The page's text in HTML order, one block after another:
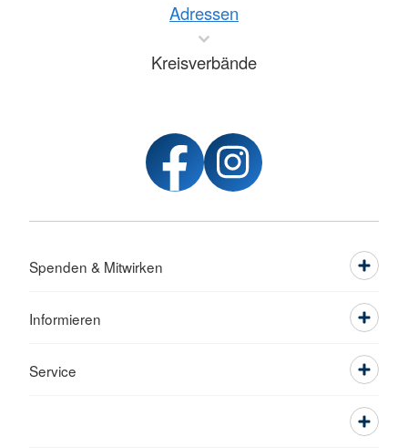
Adressen
Kreisverbände
Spenden & Mitwirken
Informieren
Service